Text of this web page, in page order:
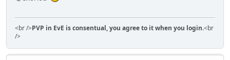
<br />PVP in EvE is consentual, you agree to it when you login.<br
/>